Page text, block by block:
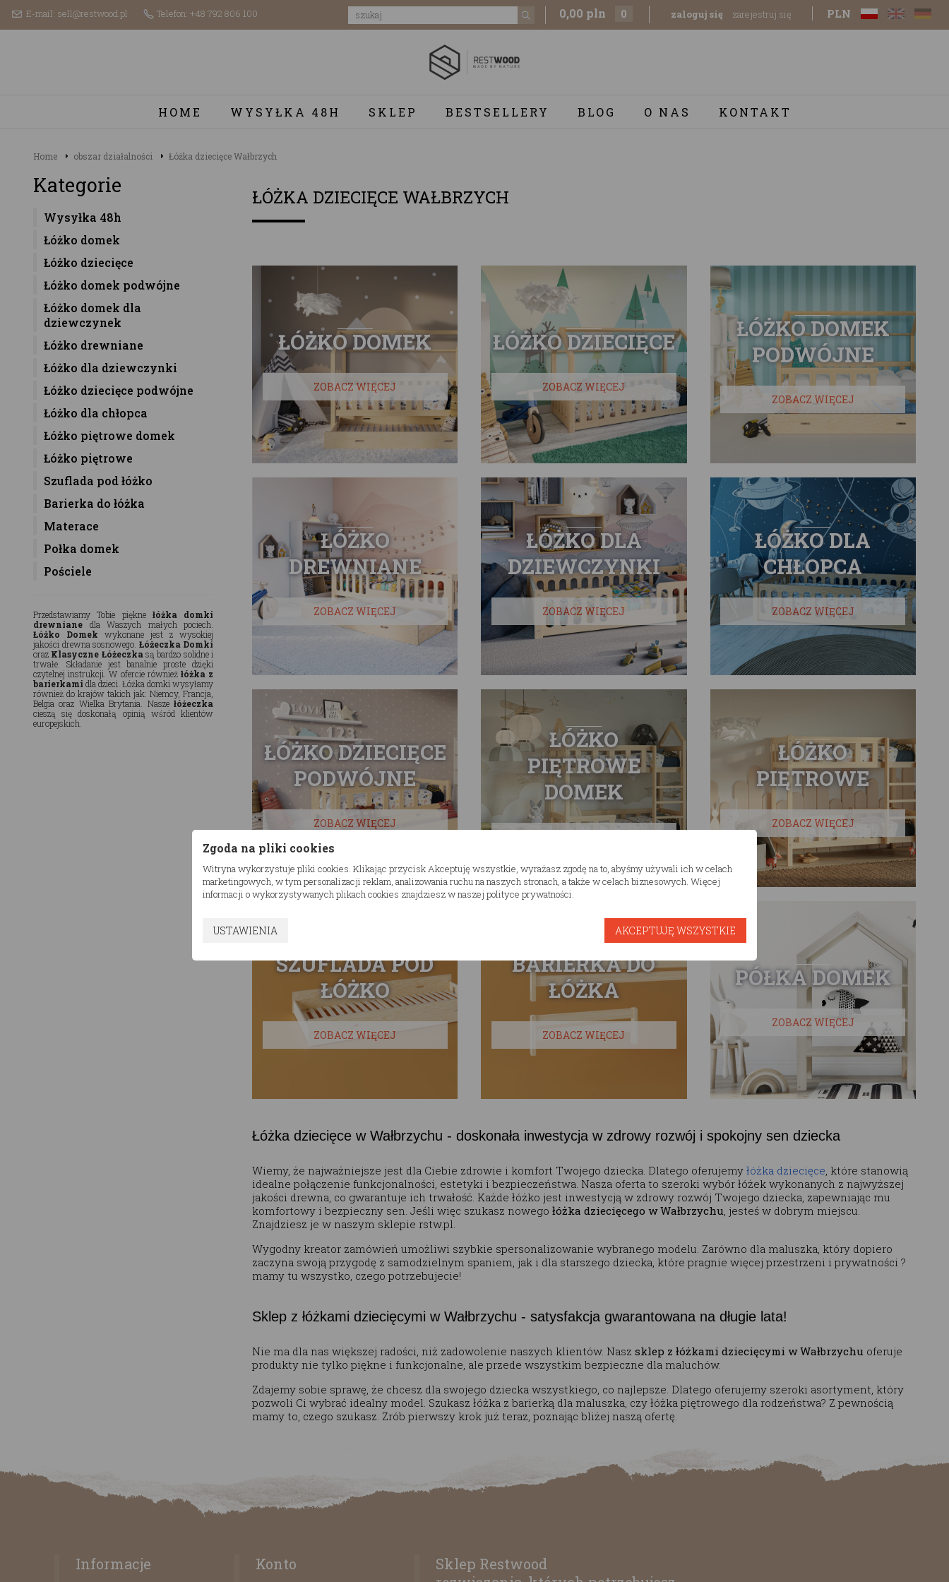
E-mail: sell@restwood.pl Telefon: +48 792 806 100 0,00 pln 0 zaloguj się zarejestruj się PLN
HOME WYSYŁKA 48H SKLEP BESTSELLERY BLOG O NAS KONTAKT
Home obszar działalności Łóżka dziecięce Wałbrzych
Kategorie
Wysyłka 48h
Łóżko domek
Łóżko dziecięce
Łóżko domek podwójne
Łóżko domek dla
dziewczynek
Łóżko drewniane
Łóżko dla dziewczynki
Łóżko dziecięce podwójne
Łóżko dla chłopca
Łóżko piętrowe domek
Łóżko piętrowe
Szuflada pod łóżko
Barierka do łóżka
Materace
Połka domek
Pościele
Przedstawiamy Tobie piękne łóżka domki
drewnianedla Waszych małych pociech.
Łóżko Domek wykonane jest z wysokiej
jakości drewna sosnowego. Łóżeczka Domki
oraz Klasyczne Łóżeczkasą bardzo solidne i
trwałe. Składanie jest banalnie proste dzięki
czytelnej instrukcji. W ofercie również łóżka z
barierkami dla dzieci. Łóżka domki wysyłamy
również do krajów takich jak: Niemcy, Francja,
Belgia oraz Wielka Brytania. Nasze łóżeczka
cieszą się doskonałą opinią wśród klientów
europejskich.
ŁÓŻKA DZIECIĘCE WAŁBRZYCH
ŁÓŻKO DOMEK
ZOBACZ WIĘCEJ
ŁÓŻKO DZIECIĘCE
ZOBACZ WIĘCEJ
ŁÓŻKO DOMEK
PODWÓJNE
ZOBACZ WIĘCEJ
ŁÓŻKO
DREWNIANE
ZOBACZ WIĘCEJ
ŁÓŻKO DLA
DZIEWCZYNKI
ZOBACZ WIĘCEJ
ŁÓŻKO DLA
CHŁOPCA
ZOBACZ WIĘCEJ
ŁÓŻKO DZIECIĘCE
PODWÓJNE
ZOBACZ WIĘCEJ
ŁÓŻKO
PIĘTROWE
DOMEK
ŁÓŻKO
PIĘTROWE
ZOBACZ WIĘCEJ
SZUFLADA POD
ŁÓŻKO
ZOBACZ WIĘCEJ
BARIERKA DO
ŁÓŻKA
ZOBACZ WIĘCEJ
PÓŁKA DOMEK
ZOBACZ WIĘCEJ
Łóżka dziecięce w Wałbrzychu - doskonała inwestycja w zdrowy rozwój i spokojny sen dziecka
Wiemy, że najważniejsze jest dla Ciebie zdrowie i komfort Twojego dziecka. Dlatego oferujemy łóżka dziecięce , które stanowią
idealne połączenie funkcjonalności, estetyki i bezpieczeństwa. Nasza oferta to szeroki wybór łóżek wykonanych z najwyższej
jakości drewna, co gwarantuje ich trwałość. Każde łóżko jest inwestycją w zdrowy rozwój Twojego dziecka, zapewniając mu
komfortowy i bezpieczny sen. Jeśli więc szukasz nowego łóżka dziecięcego w Wałbrzychu , jesteś w dobrym miejscu.
Znajdziesz je w naszym sklepie rstw.pl.
Wygodny kreator zamówień umożliwi szybkie spersonalizowanie wybranego modelu. Zarówno dla maluszka, który dopiero
zaczyna swoją przygodę z samodzielnym spaniem, jak i dla starszego dziecka, które pragnie więcej przestrzeni i prywatności ?
mamy tu wszystko, czego potrzebujecie!
Sklep z łóżkami dziecięcymi w Wałbrzychu - satysfakcja gwarantowana na długie lata!
Nie ma dla nas większej radości, niż zadowolenie naszych klientów. Nasz sklep z łóżkami dziecięcymi w Wałbrzychu oferuje
produkty nie tylko piękne i funkcjonalne, ale przede wszystkim bezpieczne dla maluchów.
Zdajemy sobie sprawę, że chcesz dla swojego dziecka wszystkiego, co najlepsze. Dlatego oferujemy szeroki asortyment, który
pozwoli Ci wybrać idealny model. Szukasz łóżka z barierką dla maluszka, czy łóżka piętrowego dla rodzeństwa? Z pewnością
mamy to, czego szukasz. Zrób pierwszy krok już teraz, poznając bliżej naszą ofertę.
Informacje Konto
Sklep Restwood
Zgoda na pliki cookies
Witryna wykorzystuje pliki cookies. Klikając przycisk Akceptuję wszystkie, wyrażasz zgodę na to, abyśmy używali ich w celach
marketingowych, w tym personalizacji reklam, analizowania ruchu na naszych stronach, a także w celach biznesowych. Więcej
informacji o wykorzystywanych plikach cookies znajdziesz w naszej polityce prywatności.
USTAWIENIA AKCEPTUJĘ WSZYSTKIE